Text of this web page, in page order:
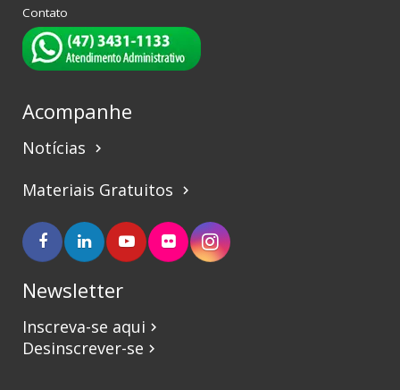
Contato
Acompanhe
Notícias keyboard_arrow_right
Materiais Gratuitos keyboard_arrow_right
Newsletter
Inscreva-se aqui keyboard_arrow_right
Desinscrever-se keyboard_arrow_right